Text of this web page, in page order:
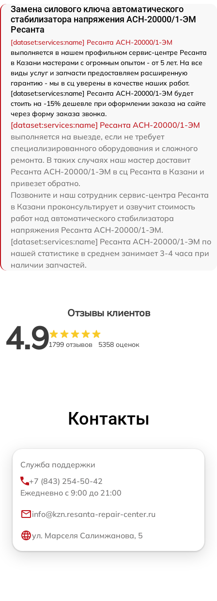
Замена силового ключа автоматического
стабилизатора напряжения АСН-20000/1-ЭМ
Ресанта
[dataset:services:name] Ресанта АСН-20000/1-ЭМ
выполняется в нашем профильном сервис-центре Ресанта
в Казани мастерами с огромным опытом - от 5 лет. На все
виды услуг и запчасти предоставляем расширенную
гарантию - мы в сц уверены в качестве наших работ.
[dataset:services:name] Ресанта АСН-20000/1-ЭМ будет
стоить на -15% дешевле при оформлении заказа на сайте
через форму заказа звонка.
[dataset:services:name] Ресанта АСН-20000/1-ЭМ
выполняется на выезде, если не требует
специализированного оборудования и сложного
ремонта. В таких случаях наш мастер доставит
Ресанта АСН-20000/1-ЭМ в сц Ресанта в Казани и
привезет обратно.
Позвоните и наш сотрудник сервис-центра Ресанта
в Казани проконсультирует и озвучит стоимость
работ над автоматического стабилизатора
напряжения Ресанта АСН-20000/1-ЭМ.
[dataset:services:name] Ресанта АСН-20000/1-ЭМ по
нашей статистике в среднем занимает 3-4 часа при
наличии запчастей.
Отзывы клиентов
4.91799 отзывов 5358 оценок
Контакты
Служба поддержки
+7 (843) 254-50-42
Ежедневно с 9:00 до 21:00
info@kzn.resanta-repair-center.ru
ул. Марселя Салимжанова, 5